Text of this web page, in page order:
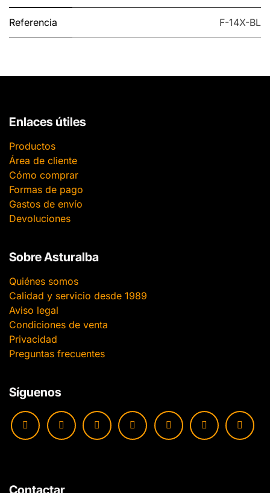
Referencia F-14X-BL
Enlaces útiles
Productos
Área de cliente
Cómo comprar
Formas de pago
Gastos de envío
Devoluciones
Sobre Asturalba
Quiénes somos
Calidad y servicio desde 1989
Aviso legal
Condiciones de venta
Privacidad
Preguntas frecuentes
Síguenos
Contactar